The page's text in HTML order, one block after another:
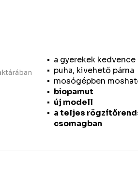
a gyerekek kedvence
puha, kivehető párna
mosógépben
biopamut
új modell
a teljes
csomagban